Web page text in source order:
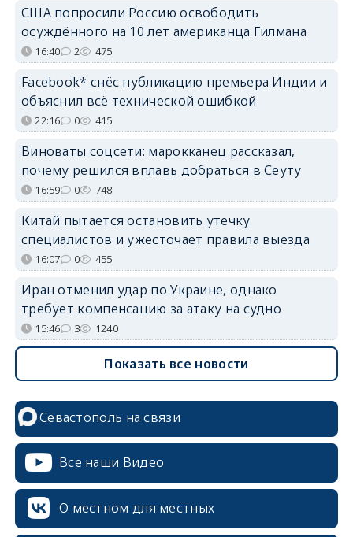
США попросили Россию освободить
осуждённого на 10 лет американца Гилмана
16:40 2 475
Facebook* снёс публикацию премьера Индии и
объяснил всё технической ошибкой
22:16 0 415
Виноваты соцсети: марокканец рассказал,
почему решился вплавь добраться в Сеуту
16:59 0 748
Китай пытается остановить утечку
специалистов и ужесточает правила выезда
16:07 0 455
Иран отменил удар по Украине, однако
требует компенсацию за атаку на судно
15:46 3 1240
Показать все новости
Севастополь на связи
Все наши Видео
О местном для местных